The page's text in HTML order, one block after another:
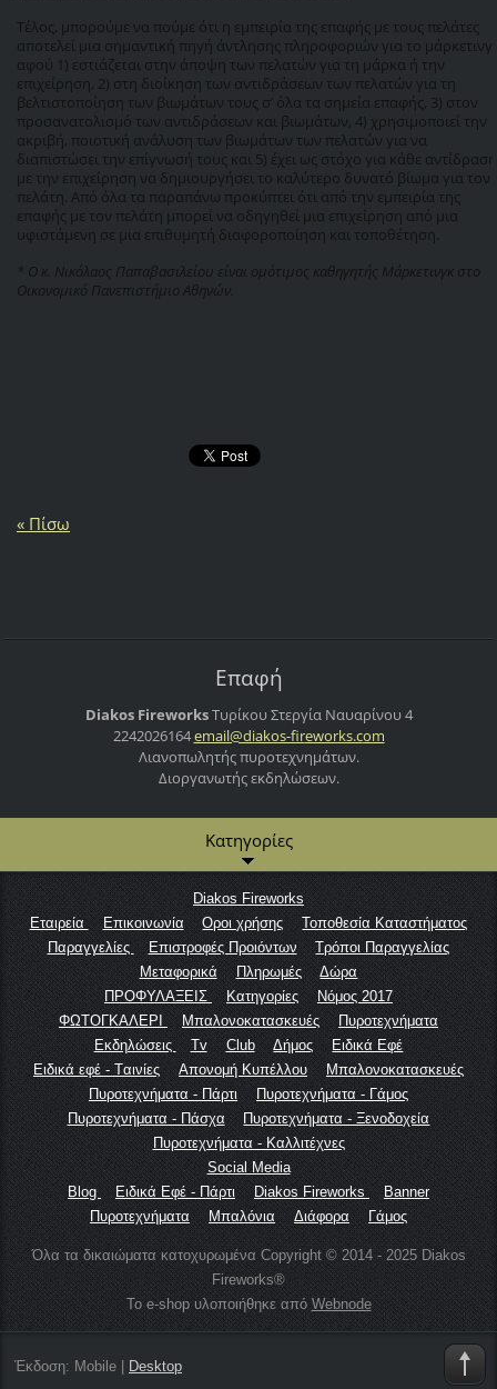
Τέλος, μπορούμε να πούμε ότι η εμπειρία της επαφής με τους πελάτες
αποτελεί μια σημαντική πηγή άντλησης πληροφοριών για το
αφού 1) εστιάζεται στην άποψη των πελατών για τη μάρκα ή την
επιχείρηση, 2) στη διοίκηση των αντιδράσεων των πελατών για τη
βελτιστοποίηση των βιωμάτων τους σ’ όλα τα σημεία επαφής, 3) στον
προσανατολισμό των αντιδράσεων και βιωμάτων, 4) χρησιμοποιεί την
ακριβή, ποιοτική ανάλυση των βιωμάτων των πελατών για να
διαπιστώσει την επίγνωσή τους και 5) έχει ως στόχο για κάθε αντίδραση
με την επιχείρηση να δημιουργήσει το καλύτερο δυνατό βίωμα για τον
πελάτη. Από όλα τα παραπάνω προκύπτει ότι από την εμπειρία της
επαφής με τον πελάτη μπορεί να οδηγηθεί μια επιχείρηση από μια
υφιστάμενη σε μια επιθυμητή διαφοροποίηση και τοποθέτηση.
* Ο κ. Νικόλαος Παπαβασιλείου είναι ομότιμος καθηγητής Μάρκετινγκ στο
Οικονομικό Πανεπιστήμιο Αθηνών.
« Πίσω
Επαφή
Diakos FireworksΤυρίκου Στεργία Ναυαρίνου 4
2242026164email@diakos-fireworks.com
Λιανοπωλητής πυροτεχνημάτων.
Διοργανωτής εκδηλώσεων.
Κατηγορίες
Diakos Fireworks
Εταιρεία
Επικοινωνία Οροι χρήσης
Τοποθεσία Καταστήματος
Παραγγελίες
Επιστροφές Προιόντων
Τρόποι Παραγγελίας
Μεταφορικά
Πληρωμές
Δώρα
ΠΡΟΦΥΛΑΞΕΙΣ
Κατηγορίες
Νόμος 2017
ΦΩΤΟΓΚΑΛΕΡΙ
Μπαλονοκατασκευές
Πυροτεχνήματα
Εκδηλώσεις
Tv Club Δήμος
Ειδικά Εφέ
Ειδικά εφέ - Tαινίες
Απονομή Κυπέλλου
Μπαλονοκατασκευές
Πυροτεχνήματα - Πάρτι
Πυροτεχνήματα - Γάμος
Πυροτεχνήματα - Πάσχα
Πυροτεχνήματα - Ξενοδοχεία
Πυροτεχνήματα - Καλλιτέχνες
Social Media
Blog
Ειδικά Εφέ - Πάρτι Diakos Fireworks
Banner
Πυροτεχνήματα
Μπαλόνια Διάφορα Γάμος
Όλα τα δικαιώματα κατοχυρωμένα Copyright © 2014 - 2025 Diakos
Fireworks®
Το e-shop υλοποιήθηκε από Webnode
Έκδοση: Mobile| Desktop